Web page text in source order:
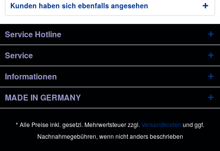
Kunden haben sich ebenfalls angesehen
Service Hotline
Service
Informationen
MADE IN GERMANY
* Alle Preise inkl. gesetzl. Mehrwertsteuer zzgl. Versandkosten und ggf.
Nachnahmegebühren, wenn nicht anders beschrieben